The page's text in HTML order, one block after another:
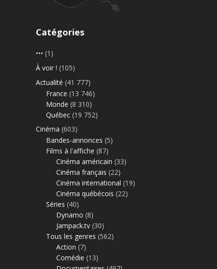
Catégories
••• (1)
À voir ! (105)
Actualité (41 777)
France (13 746)
Monde (8 310)
Québec (19 752)
Cinéma (603)
Bandes-annonces (5)
Films à l'affiche (87)
Cinéma américain (33)
Cinéma français (22)
Cinéma international (19)
Cinéma québécois (22)
Séries (40)
Dynamo (8)
Jampack.tv (30)
Tous les genres (562)
Action (7)
Comédie (13)